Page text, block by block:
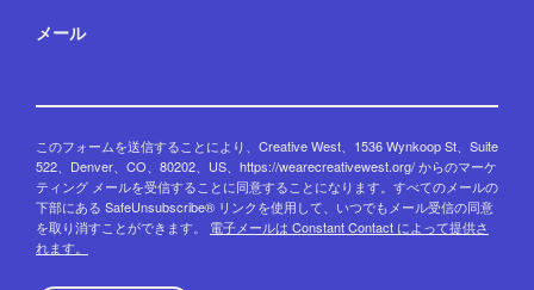
メール
このフォームを送信することにより、Creative West、1536 Wynkoop St、Suite
522、Denver、CO、80202、US、https://wearecreativewest.org/ からのマーケ
ティング メールを受信することに同意することになります。すべてのメールの
下部にある SafeUnsubscribe® リンクを使用して、いつでもメール受信の同意
を取り消すことができます。 電子メールは Constant Contact によって提供さ
れます。